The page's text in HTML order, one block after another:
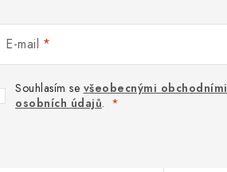
E-mail
Souhlasím se všeobecnými
osobních údajů.